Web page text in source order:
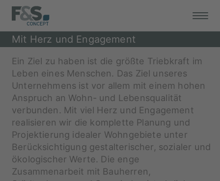
Mit Herz und Engagement
Ein Ziel zu haben ist die größte Triebkraft im
Leben eines Menschen. Das Ziel unseres
Unternehmens ist vor allem mit einem hohen
Anspruch an Wohn- und Lebensqualität
verbunden. Mit viel Herz und Engagement
realisieren wir die komplette Planung und
Projektierung idealer Wohngebiete unter
Berücksichtigung gestalterischer, sozialer und
ökologischer Werte. Die enge
Zusammenarbeit mit Bauherren,